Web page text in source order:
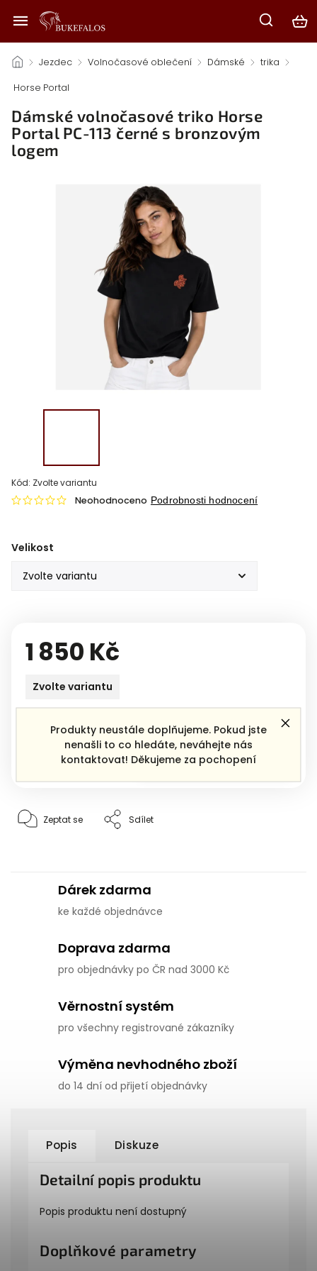
Produkty neustále doplňujeme. Pokud jste
nenašli to co hledáte, neváhejte nás
kontaktovat! Děkujeme za pochopení
/ Jezdec / Volnočasové oblečení / Dámské / trika /
Horse Portal
Dámské volnočasové triko Horse
Portal PC-113 černé s bronzovým
logem
Kód: Zvolte variantu
Neohodnoceno Podrobnosti hodnocení
Velikost
1 850 Kč
Zvolte variantu
Přidat do
košíku
Zeptat se Sdílet
Dárek zdarma
ke každé objednávce
Doprava zdarma
pro objednávky po ČR nad 3000 Kč
Věrnostní systém
pro všechny registrované zákazníky
Výměna nevhodného zboží
do 14 dní od přijetí objednávky
Popis Diskuze
Detailní popis produktu
Popis produktu není dostupný
Doplňkové parametry